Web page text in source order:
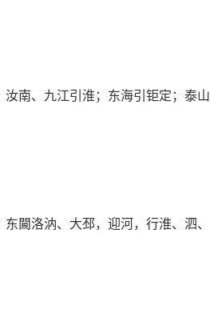
南、九江引淮；东海引钜定；泰山
闚洛汭、大邳，迎河，行淮、泗、